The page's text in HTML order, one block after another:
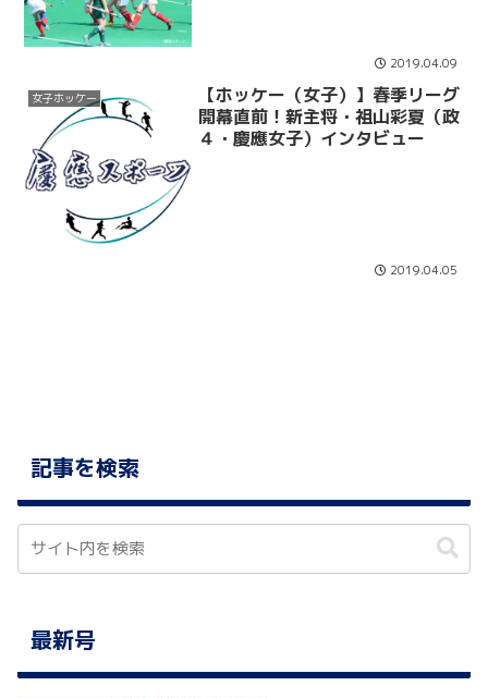
2019.04.09
女子ホッケー
【ホッケー（女子）】春季リーグ
開幕直前！新主将・祖山彩夏（政
４・慶應女子）インタビュー
2019.04.05
記事を検索
最新号